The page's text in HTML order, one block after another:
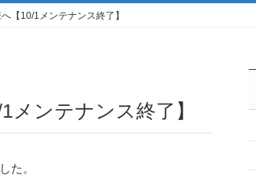
【10/1メンテナンス終了】
ンテナンス終了】
た。